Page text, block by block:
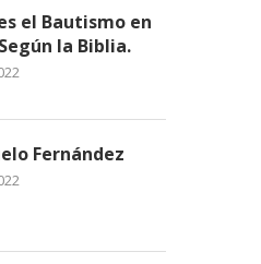
el Bautismo en
la Biblia.
Fernández